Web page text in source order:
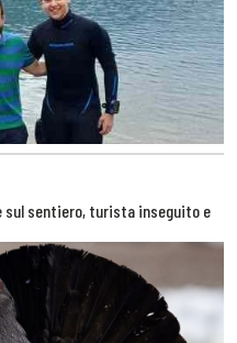
sul sentiero, turista inseguito e